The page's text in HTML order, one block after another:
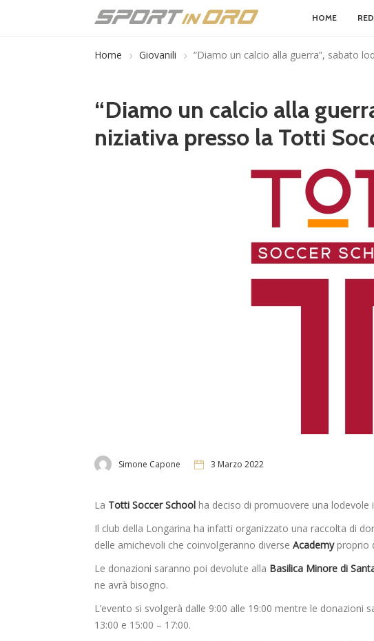
HOME
Home Giovanili “Diamo un calcio alla guerra”, sabato
“Diamo un calcio alla
niziativa presso la Totti
Simone Capone 3 Marzo 2022
La Totti Soccer School ha deciso di promuovere una
Il club della Longarina ha infatti organizzato una raccolta di
delle amichevoli che coinvolgeranno diverse Academyproprio
Le donazioni saranno poi devolute alla Basilica Minore di
ne avrà bisogno.
L’evento si svolgerà dalle 9:00 alle 19:00 mentre le donazioni
13:00 e 15:00 – 17:00.